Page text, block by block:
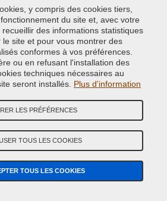
sur nos réseaux sociaux
y compris des cookies tiers,
du site et, avec votre
des informations statistiques
site et pour vous montrer des
conformes à vos préférences.
ou en refusant l'installation des
techniques nécessaires au
seront installés. Plus d'information
LES PRÉFÉRENCES
TOUS LES COOKIES
TOUS LES COOKIES